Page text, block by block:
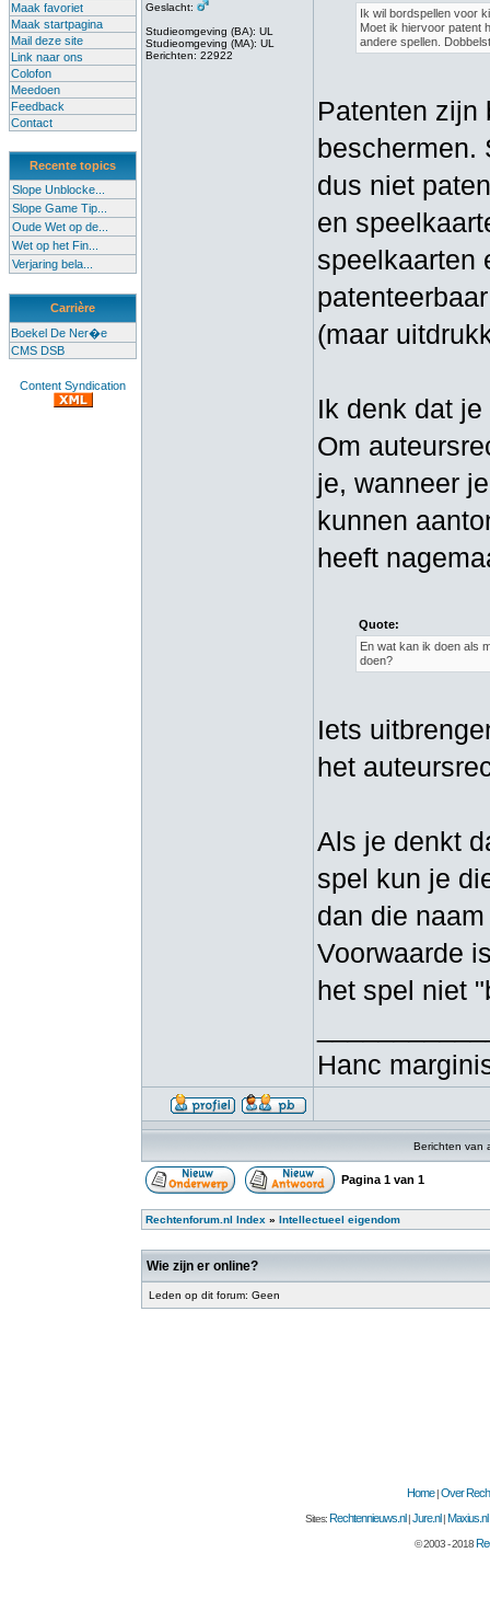
Maak favoriet
Maak startpagina
Mail deze site
Link naar ons
Colofon
Meedoen
Feedback
Contact
Recente topics
Slope Unblocke...
Slope Game Tip...
Oude Wet op de...
Wet op het Fin...
Verjaring bela...
Carrière
Boekel De Ner�e
CMS DSB
Content Syndication
Geslacht:
Studieomgeving (BA): UL
Studieomgeving (MA): UL
Berichten: 22922
Ik wil bordspellen voor
Moet ik hiervoor patent
andere spellen.
Patenten zijn
beschermen.
dus niet
en
speelkaarten
(maar
Ik denk dat
Om
je, wanneer
kunnen
heeft
Quote:
En wat kan ik doen als
doen?
Iets
het
Als je denkt
spel kun je
dan die
Voorwaarde
het spel niet
Hanc
Berichten van
Pagina 1 van 1
Rechtenforum.nl Index » Intellectueel eigendom
Wie zijn er online?
Leden op dit forum: Geen
Home|Over
Sites:Rechtennieuws.nl |Jure.nl |Maxius.nl
© 2003 - 2018